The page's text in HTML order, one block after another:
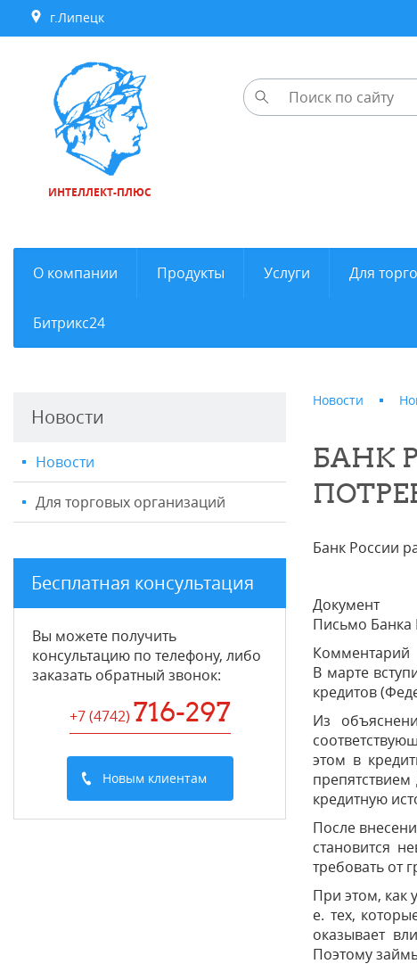
г.Липецк
ИНТЕЛЛЕКТ-ПЛЮС
О компании Продукты Услуги Для
Битрикс24
Новости
Новости
Для торговых организаций
Бесплатная консультация
Вы можете получить
консультацию по телефону, либо
заказать обратный звонок:
+7 (4742) 716-297
Новым клиентам
Новости
БАНК
Банк России
Документ
Письмо Банка
Комментарий
В марте
кредитов
Из
этом в
кредитную
После
становится
требовать от
При этом, как
е. тех,
оказывает
Поэтому